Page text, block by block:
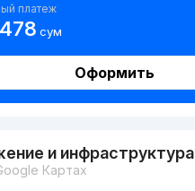
платеж
сум
Оформить
и инфраструктура
Картах